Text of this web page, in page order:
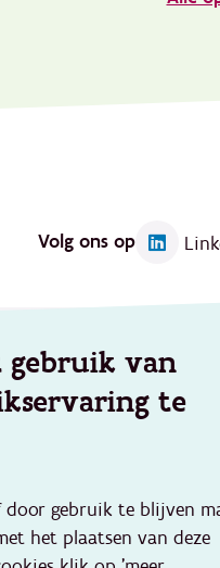
gebruik van
te
gebruik te blijven
het plaatsen van deze
Volg ons op
werken